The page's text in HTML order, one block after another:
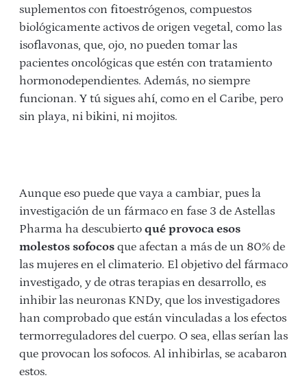
suplementos con fitoestrógenos, compuestos
biológicamente activos de origen vegetal, como las
isoflavonas, que, ojo, no pueden tomar las
pacientes oncológicas que estén con tratamiento
hormonodependientes. Además, no siempre
funcionan. Y tú sigues ahí, como en el Caribe, pero
sin playa, ni bikini, ni mojitos.
Aunque eso puede que vaya a cambiar, pues la
investigación de un fármaco en fase 3 de Astellas
Pharma ha descubierto qué provoca esos
molestos sofocos que afectan a más de un 80% de
las mujeres en el climaterio. El objetivo del fármaco
investigado, y de otras terapias en desarrollo, es
inhibir las neuronas KNDy, que los investigadores
han comprobado que están vinculadas a los efectos
termorreguladores del cuerpo. O sea, ellas serían las
que provocan los sofocos. Al inhibirlas, se acabaron
estos.